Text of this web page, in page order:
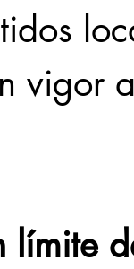
vigor
límite